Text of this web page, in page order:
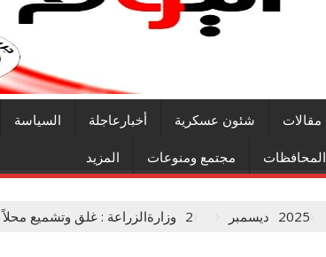
مقالات شئون عسكرية أخبارعاجلة السياسة
المحافظات مجتمع ومنوعات المزيد
2025 ديسمبر 2 وزارةالزراعة : غلق وتشميع